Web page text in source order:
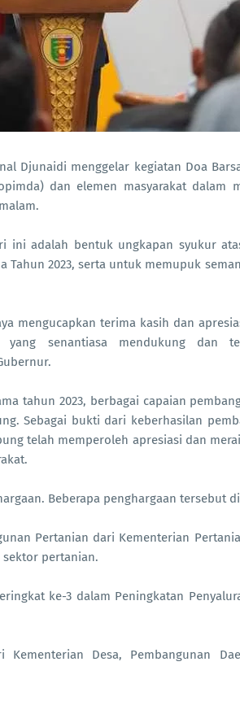
Djunaidi menggelar kegiatan Doa
dan elemen masyarakat dalam
ini adalah bentuk ungkapan syukur
2023, serta untuk memupuk
mengucapkan terima kasih dan
yang senantiasa mendukung dan
tahun 2023, berbagai capaian
Sebagai bukti dari keberhasilan
telah memperoleh apresiasi dan
Beberapa penghargaan tersebut
Pertanian dari Kementerian
pertanian.
ke-3 dalam Peningkatan
Desa, Pembangunan